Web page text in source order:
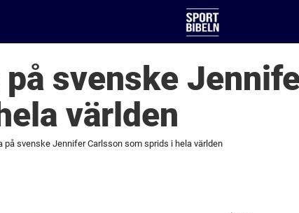
svenske
världen
på svenske Jennifer Carlsson som sprids i hela världen